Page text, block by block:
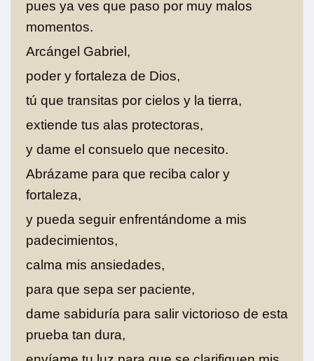
pues ya ves que paso por muy malos
momentos.
Arcángel Gabriel,
poder y fortaleza de Dios,
tú que transitas por cielos y la tierra,
extiende tus alas protectoras,
y dame el consuelo que necesito.
Abrázame para que reciba calor y
fortaleza,
y pueda seguir enfrentándome a mis
padecimientos,
calma mis ansiedades,
para que sepa ser paciente,
dame sabiduría para salir victorioso de esta
prueba tan dura,